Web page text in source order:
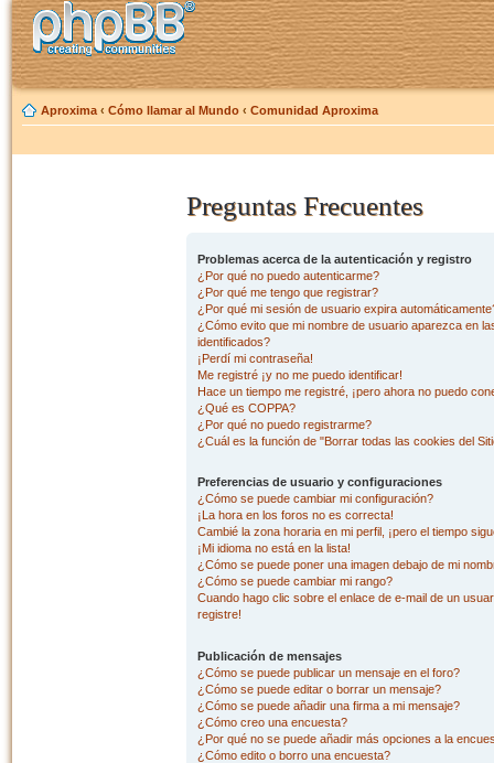
Aproxima ‹ Cómo llamar al Mundo ‹ Comunidad Aproxima
Preguntas Frecuentes
Problemas acerca de la autenticación y registro
¿Por qué no puedo autenticarme?
¿Por qué me tengo que registrar?
¿Por qué mi sesión de usuario expira
¿Cómo evito que mi nombre de usuario aparezca en
identificados?
¡Perdí mi contraseña!
Me registré ¡y no me puedo identificar!
Hace un tiempo me registré, ¡pero ahora no puedo
¿Qué es COPPA?
¿Por qué no puedo registrarme?
¿Cuál es la función de "Borrar todas las cookies del
Preferencias de usuario y configuraciones
¿Cómo se puede cambiar mi configuración?
¡La hora en los foros no es correcta!
Cambié la zona horaria en mi perfil, ¡pero el tiempo
¡Mi idioma no está en la lista!
¿Cómo se puede poner una imagen debajo de mi
¿Cómo se puede cambiar mi rango?
Cuando hago clic sobre el enlace de e-mail de un
registre!
Publicación de mensajes
¿Cómo se puede publicar un mensaje en el foro?
¿Cómo se puede editar o borrar un mensaje?
¿Cómo se puede añadir una firma a mi mensaje?
¿Cómo creo una encuesta?
¿Por qué no se puede añadir más opciones a la
¿Cómo edito o borro una encuesta?